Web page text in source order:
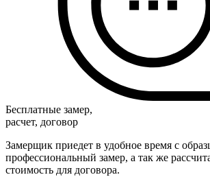
Бесплатные замер,
расчет, договор
Замерщик приедет в удобное время с
профессиональный замер, а так же
стоимость для договора.